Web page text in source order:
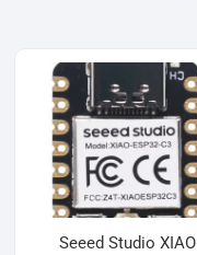
Seeed Studio XIAO